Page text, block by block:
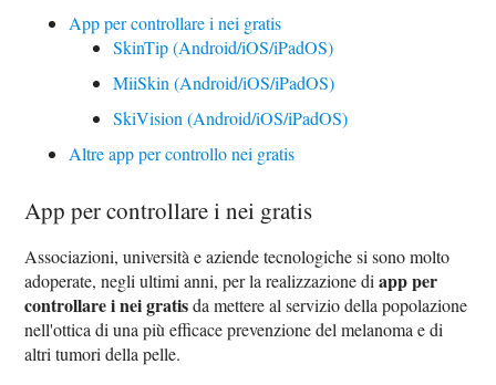
App per controllare i nei gratis
SkinTip (Android/iOS/iPadOS)
MiiSkin (Android/iOS/iPadOS)
SkiVision (Android/iOS/iPadOS)
Altre app per controllo nei gratis
App per controllare i nei gratis
Associazioni, università e aziende tecnologiche si sono molto
adoperate, negli ultimi anni, per la realizzazione diapp per
controllare i nei gratisda mettere al servizio della popolazione
nell'ottica di una più efficace prevenzione del melanoma e di
altri tumori della pelle.